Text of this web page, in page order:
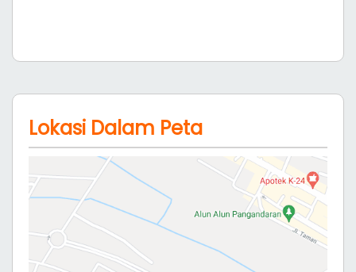
Lokasi Dalam Peta